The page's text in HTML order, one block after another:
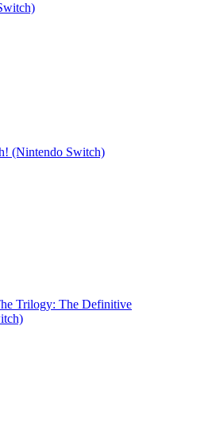
(Nintendo Switch)
Trilogy: The Definitive